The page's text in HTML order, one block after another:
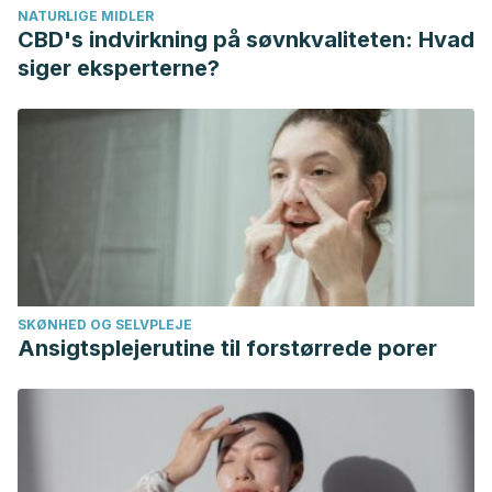
family.html
Cubero Venegas, Carmen María. La disciplina en el aula:
Reflexiones en torno a los procesos de comunicación.
Revista Electrónica “Actualidades Investigativas en
Educación”, julio-diciembre, 2004.vol. 4, núm. 2, p. 7
Cuicas Zuleyvic. Qué evaluar para elegir un jardín de
infancia [Internet]. Eres Mamá. 27 abril, 2020 [citado
3/12/2020]. Disponible en: https://eresmama.com/que-
evaluar-para-elegir-un-jardin-de-infancia/
Gil G., Marielba; Sánchez G., Olga. Educación inicial o
preescolar: el niño y la niña menores de tres años. Algunas
orientaciones a los docentes. Educere. octubre-diciembre,
2004; volumen 8: pp. 535-543
Healthy children. ¿Está listo su niño para entrar al kínder?
[Internet]. Healthy children. 7/23/2019 [citado 3/12/2020].
NATURLIGE MIDLER
CBD's indvirkning på søvnkvaliteten: Hvad
siger eksperterne?
SKØNHED OG SELVPLEJE
Ansigtsplejerutine til forstørrede porer